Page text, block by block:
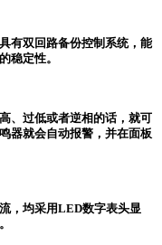
有双回路备份控制系统，能
稳定性。
、过低或者逆相的话，就可
器就会自动报警，并在面板
，均采用LED数字表头显